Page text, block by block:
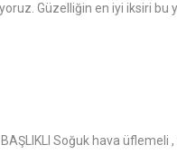
Güzelliğin en iyi iksiri bu
Soğuk hava